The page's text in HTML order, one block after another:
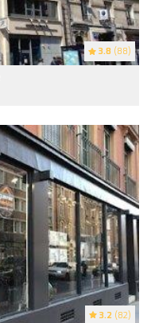
3.8 (88)
3.2 (82)